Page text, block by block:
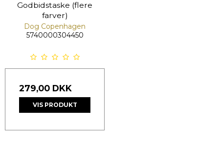
Godbidstaske (flere
farver)
Dog Copenhagen
5740000304450
279,00 DKK
VIS PRODUKT